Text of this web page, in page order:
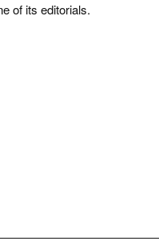
of its editorials.